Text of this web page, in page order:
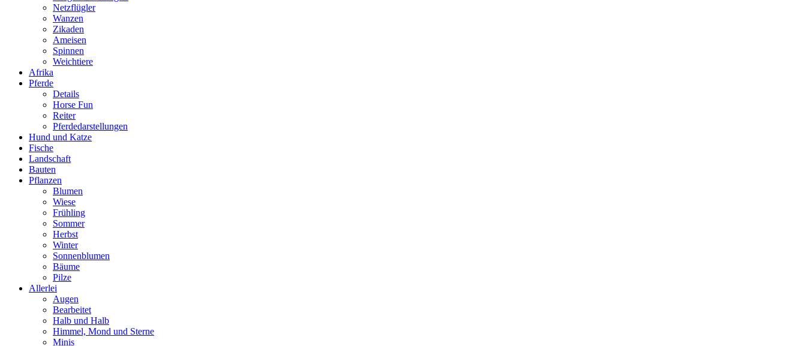
Netzflügler
Wanzen
Zikaden
Ameisen
Spinnen
Weichtiere
Afrika
Pferde
Details
Horse Fun
Reiter
Pferdedarstellungen
Hund und Katze
Fische
Landschaft
Bauten
Pflanzen
Blumen
Wiese
Frühling
Sommer
Herbst
Winter
Sonnenblumen
Bäume
Pilze
Allerlei
Augen
Bearbeitet
Halb und Halb
Himmel, Mond und Sterne
Minis